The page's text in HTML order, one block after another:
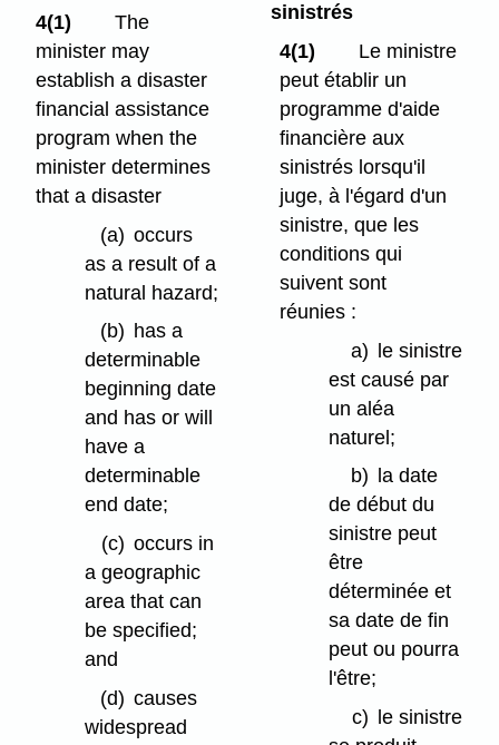
4(1)
The
minister may
establish a disaster
financial assistance
program when the
minister determines
that a disaster
(a) occurs
as a result of a
natural hazard;
(b) has a
determinable
beginning date
and has or will
have a
determinable
end date;
(c) occurs in
a geographic
area that can
be specified;
and
(d) causes
widespread
sinistrés
4(1)
Le ministre
peut établir un
programme d'aide
financière aux
sinistrés lorsqu'il
juge, à l'égard d'un
sinistre, que les
conditions qui
suivent sont
réunies :
a) le sinistre
est causé par
un aléa
naturel;
b)
la date
de début du
sinistre peut
être
déterminée et
sa date de fin
peut ou pourra
l'être;
c)
le sinistre